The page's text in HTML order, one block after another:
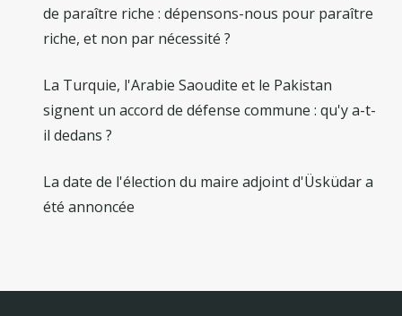
de paraître riche : dépensons-nous pour paraître
riche, et non par nécessité ?
La Turquie, l'Arabie Saoudite et le Pakistan
signent un accord de défense commune : qu'y a-t-
il dedans ?
La date de l'élection du maire adjoint d'Üsküdar a
été annoncée